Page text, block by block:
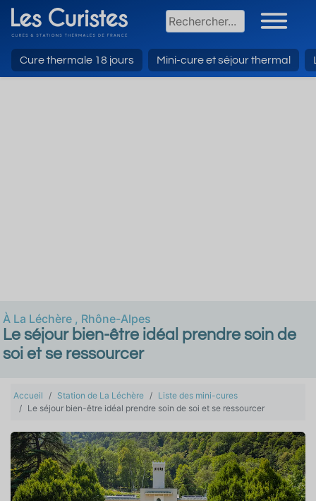
Cure thermale 18 jours Mini-cure et séjour thermal
À La Léchère , Rhône-Alpes
Le séjour bien-être idéal prendre soin de
soi et se ressourcer
Accueil Station de La Léchère
Liste des mini-cures
Le séjour bien-être idéal prendre soin de soi et se ressourcer